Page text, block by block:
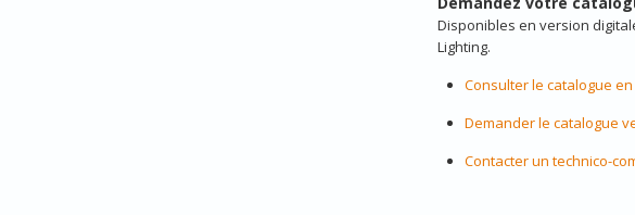
Disponibles en version
Lighting.
Consulter le catalogue
Demander le catalogue
Contacter un technico-